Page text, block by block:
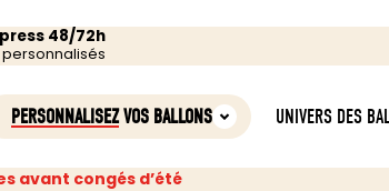
48/72h
PERSONNALISEZVOS BALLONS UNIVERS DES
avant congés d’été